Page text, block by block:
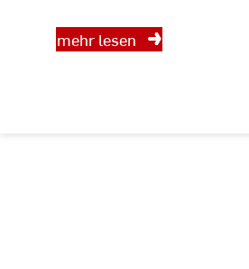
mehr lesen